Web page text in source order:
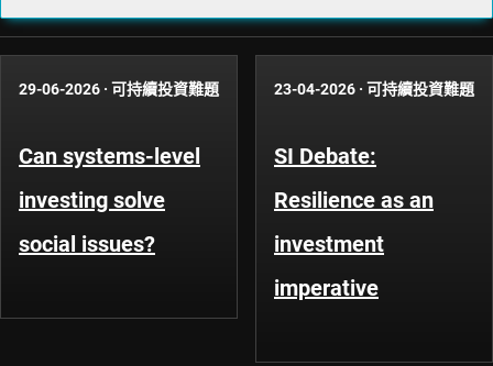
29-06-2026 · 可持續投資難題
Can systems-level
investing solve
social issues?
23-04-2026 · 可持續投資難題
SI Debate:
Resilience as an
investment
imperative